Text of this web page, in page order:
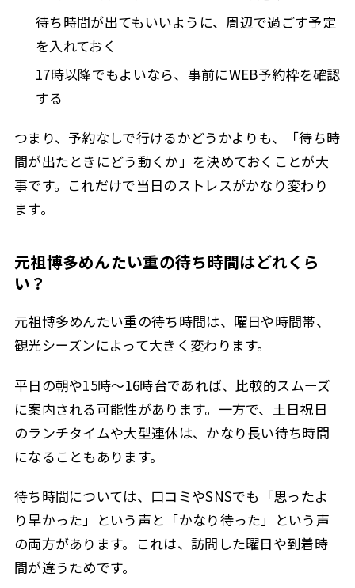
待ち時間が出てもいいように、周辺で過ごす予定
を入れておく
17時以降でもよいなら、事前にWEB予約枠を確認
する
つまり、予約なしで行けるかどうかよりも、「待ち時
間が出たときにどう動くか」を決めておくことが大
事です。これだけで当日のストレスがかなり変わり
ます。
元祖博多めんたい重の待ち時間はどれくら
い？
元祖博多めんたい重の待ち時間は、曜日や時間帯、
観光シーズンによって大きく変わります。
平日の朝や15時〜16時台であれば、比較的スムーズ
に案内される可能性があります。一方で、土日祝日
のランチタイムや大型連休は、かなり長い待ち時間
になることもあります。
待ち時間については、口コミやSNSでも「思ったよ
り早かった」という声と「かなり待った」という声
の両方があります。これは、訪問した曜日や到着時
間が違うためです。